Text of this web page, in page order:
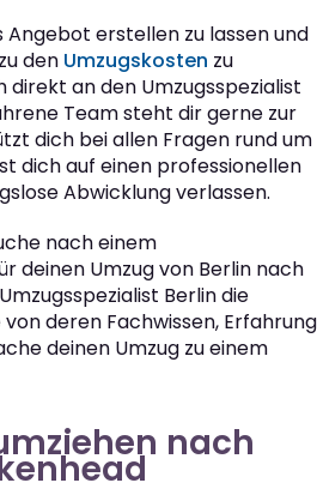
Angebot erstellen zu lassen und
den Umzugskosten zu
an den Umzugsspezialist
Team steht dir gerne zur
dich bei allen Fragen rund um
dich auf einen professionellen
Abwicklung verlassen.
nach einem
deinen Umzug von Berlin nach
Berlin die
deren Fachwissen, Erfahrung
deinen Umzug zu einem
nach